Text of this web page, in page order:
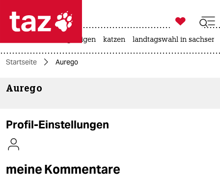
 taz zahl ich
themen
kultur

taz zahl ich
bergsteigen katzen landtagswahl in
Startseite Aurego
Aurego
Profil-Einstellungen
meine Kommentare